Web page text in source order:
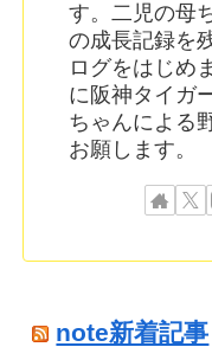
す。二児の母
の成長記録を
ログをはじめ
に阪神タイガ
ちゃんによる
お願します。
note新着記事